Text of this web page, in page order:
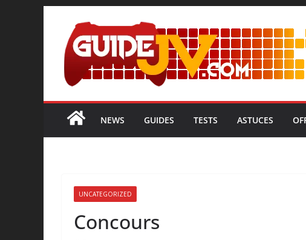
NEWS GUIDES TESTS ASTUCES
UNCATEGORIZED
Concours